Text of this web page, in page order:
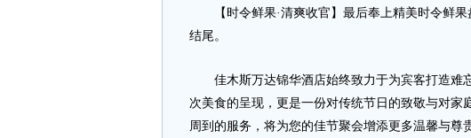
【时令鲜果·清爽收官】最后奉上精美时令鲜果
结尾。
佳木斯万达锦华酒店始终致力于为宾客打造难
次美食的呈现，更是一份对传统节日的致敬与对
周到的服务，将为您的佳节聚会增添更多温馨与尊